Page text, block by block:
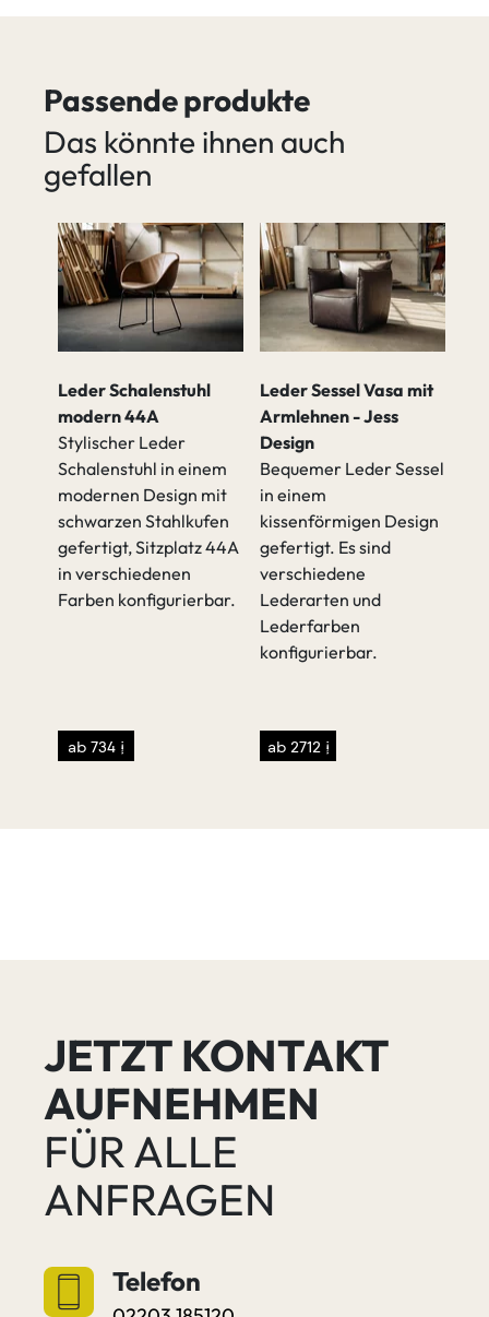
Passende produkte
Das könnte ihnen auch
gefallen
Leder Schalenstuhl
modern 44A
Stylischer Leder
Schalenstuhl in einem
modernen Design mit
schwarzen Stahlkufen
gefertigt, Sitzplatz 44A
in verschiedenen
Farben konfigurierbar.
ab 734 €
Leder Sessel Vasa mit
Armlehnen - Jess
Design
Bequemer Leder Sessel
in einem
kissenförmigen Design
gefertigt. Es sind
verschiedene
Lederarten und
Lederfarben
konfigurierbar.
ab 2712 €
JETZT KONTAKT
AUFNEHMEN
FÜR ALLE
ANFRAGEN
Telefon